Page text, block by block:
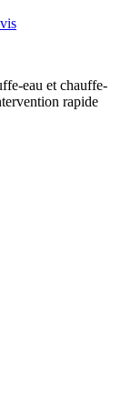
eau et chauffe-
rapide